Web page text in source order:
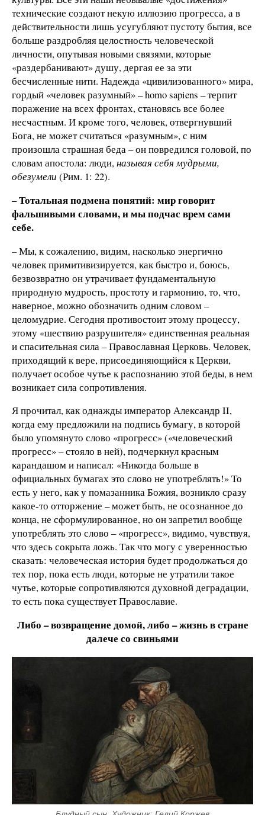
технические создают некую иллюзию прогресса, а в
действительности лишь усугубляют пустоту бытия, все
больше раздробляя целостность человеческой
личности, опутывая новыми связями, которые
«раздербанивают» душу, дергая ее за эти
бесчисленные нити. Надежда «цивилизованного» мира,
гордый «человек разумный» – homo sapiens – терпит
поражение на всех фронтах, становясь все более
несчастным. И кроме того, человек, отвергнувший
Бога, не может считаться «разумным», с ним
произошла страшная беда – он повредился головой, по
словам апостола: люди,называя себя мудрыми,
обезумели (Рим. 1: 22).
– Тотальная подмена понятий: мир говорит
фальшивыми словами, и мы подчас врем сами
себе.
– Мы, к сожалению, видим, насколько энергично
человек примитивизируется, как быстро и, боюсь,
безвозвратно он утрачивает фундаментальную
природную мудрость, простоту и гармонию, то, что,
наверное, можно обозначить одним словом –
целомудрие. Сегодня противостоит этому процессу,
этому «шествию разрушителя» единственная реальная
и спасительная сила – Православная Церковь. Человек,
приходящий к вере, присоединяющийся к Церкви,
получает особое чутье к распознанию этой беды, в нем
возникает сила сопротивления.
Я прочитал, как однажды император Александр II,
когда ему предложили на подпись бумагу, в которой
было упомянуто слово «прогресс» («человеческий
прогресс» – стояло в ней), подчеркнул красным
карандашом и написал: «Никогда больше в
официальных бумагах это слово не употреблять!» То
есть у него, как у помазанника Божия, возникло сразу
какое-то отторжение – может быть, не осознанное до
конца, не сформулированное, но он запретил вообще
употреблять это слово – «прогресс», видимо, чувствуя,
что здесь сокрыта ложь. Так что могу с уверенностью
сказать: человеческая история будет продолжаться до
тех пор, пока есть люди, которые не утратили такое
чутье, которые сопротивляются духовной деградации,
то есть пока существует Православие.
Либо – возвращение домой, либо – жизнь в стране
далече со свиньями